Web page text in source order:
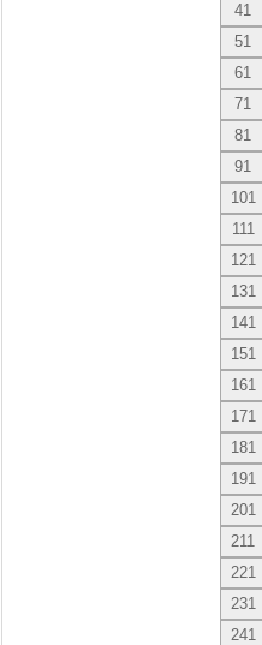
41
51
61
71
81
91
101
111
121
131
141
151
161
171
181
191
201
211
221
231
241